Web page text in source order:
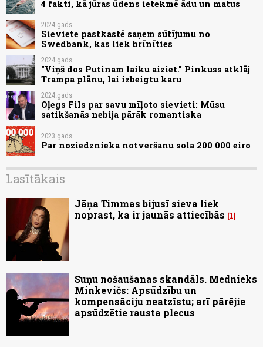
4 fakti, kā jūras ūdens ietekmē ādu un matus
2024.gads
Sieviete pastkastē saņem sūtījumu no
Swedbank, kas liek brīnīties
2024.gads
"Viņš dos Putinam laiku aiziet." Pinkuss atklāj
Trampa plānu, lai izbeigtu karu
2024.gads
Oļegs Fils par savu mīļoto sievieti: Mūsu
satikšanās nebija pārāk romantiska
2023.gads
Par noziedznieka notveršanu sola 200 000 eiro
Lasītākais
Jāņa Timmas bijusī sieva liek
noprast, ka ir jaunās attiecībās
1
Suņu nošaušanas skandāls. Mednieks
Minkevičs: Apsūdzību un
kompensāciju neatzīstu; arī pārējie
apsūdzētie rausta plecus